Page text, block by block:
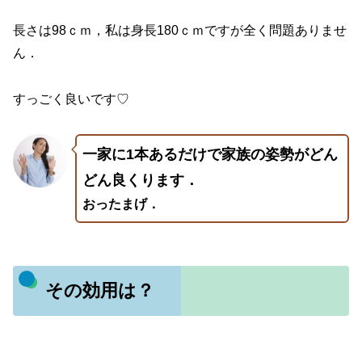
長さは98ｃｍ，私は身長180ｃｍですが全く問題ありませ
ん．
すっごく良いです♡
一家に1本あるだけで家族の姿勢がどん
どん良くります．
おったまげ．
その効用は？